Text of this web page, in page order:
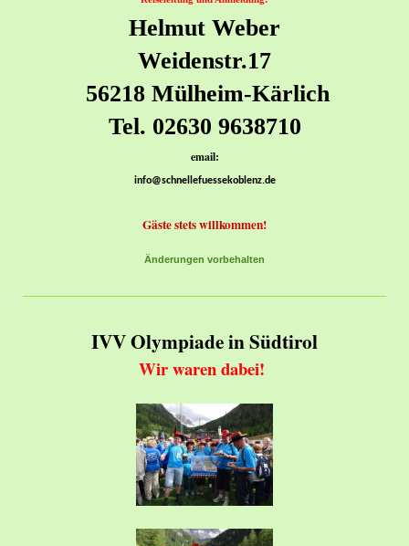
Helmut Weber
Weidenstr.17
56218 Mülheim-Kärlich
Tel. 02630 9638710
email:
info@schnellefuessekoblenz.de
Gäste stets willkommen!
Änderungen vorbehalten
IVV Olympiade in Südtirol
Wir waren dabei!